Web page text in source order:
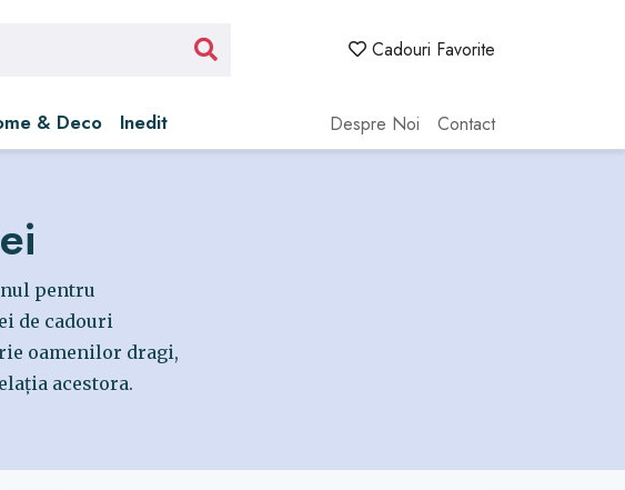
Cadouri Favorite
& Deco Inedit Despre Noi Contact
pentru
de cadouri
oamenilor dragi,
acestora.